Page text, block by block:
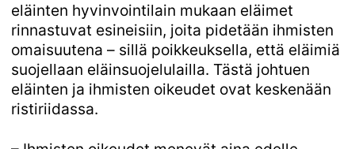
eläinten hyvinvointilain mukaan eläimet
rinnastuvat esineisiin, joita pidetään ihmisten
omaisuutena – sillä poikkeuksella, että eläimiä
suojellaan eläinsuojelulailla. Tästä johtuen
eläinten ja ihmisten oikeudet ovat keskenään
ristiriidassa.